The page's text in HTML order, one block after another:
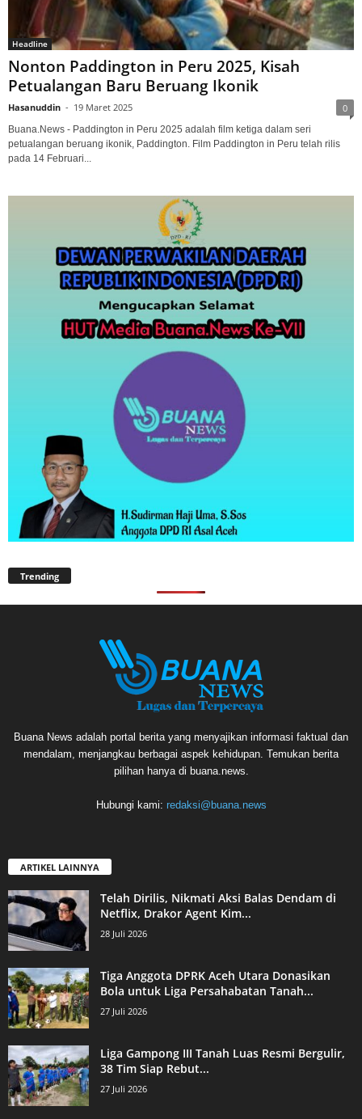
Headline
Nonton Paddington in Peru 2025, Kisah
Petualangan Baru Beruang Ikonik
Hasanuddin - 19 Maret 2025 0
Buana.News - Paddington in Peru 2025 adalah film ketiga dalam seri
petualangan beruang ikonik, Paddington. Film Paddington in Peru telah rilis
pada 14 Februari...
Trending
Buana News adalah portal berita yang menyajikan informasi faktual dan
mendalam, menjangkau berbagai aspek kehidupan. Temukan berita
pilihan hanya di buana.news.
Hubungi kami: redaksi@buana.news
ARTIKEL LAINNYA
Telah Dirilis, Nikmati Aksi Balas Dendam di
Netflix, Drakor Agent Kim...
28 Juli 2026
Tiga Anggota DPRK Aceh Utara Donasikan
Bola untuk Liga Persahabatan Tanah...
27 Juli 2026
Liga Gampong III Tanah Luas Resmi Bergulir,
38 Tim Siap Rebut...
27 Juli 2026